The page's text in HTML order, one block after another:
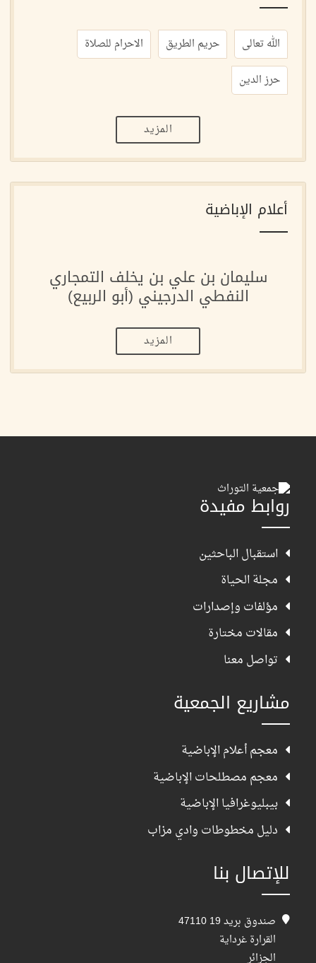
الله تعالى حريم الطريق
الاحرام للصلاة
حرز الدين
المزيد
أعلام الإباضية
سليمان بن علي بن يخلف التمجاري
النفطي الدرجيني (أبو الربيع)
المزيد
روابط مفيدة
استقبال الباحثين
مجلة الحياة
مؤلفات وإصدارات
مقالات مختارة
تواصل معنا
مشاريع الجمعية
معجم أعلام الإباضية
معجم مصطلحات الإباضية
بيبليوغرافيا الإباضية
دليل مخطوطات وادي مزاب
للإتصال بنا
صندوق بريد 19 47110
القرارة غرداية
الجزائر